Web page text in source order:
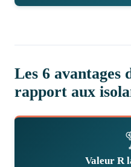
Les 6 avantages
rapport aux
Valeur R